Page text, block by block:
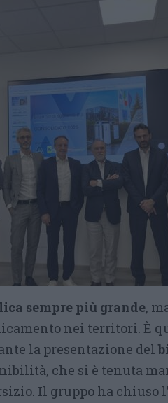
sempre più grande,
nei territori. È
la presentazione del
che si è tenuta
Il gruppo ha chiuso